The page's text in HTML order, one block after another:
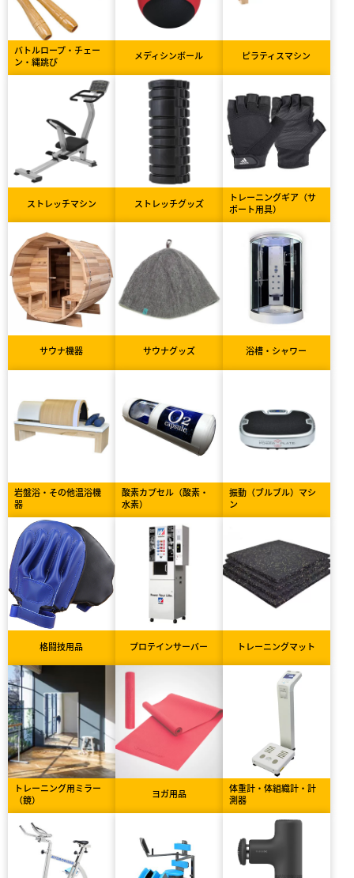
バトルロープ・チェー
ン・縄跳び
メディシンボール ピラティスマシン
ストレッチマシン ストレッチグッズ
トレーニングギア（サ
ポート用具）
サウナ機器 サウナグッズ 浴槽・シャワー
岩盤浴・その他温浴機
器
酸素カプセル（酸素・
水素）
振動（ブルブル）マシ
ン
格闘技用品 プロテインサーバー トレーニングマット
トレーニング用ミラー
（鏡）
ヨガ用品
体重計・体組織計・計
測器